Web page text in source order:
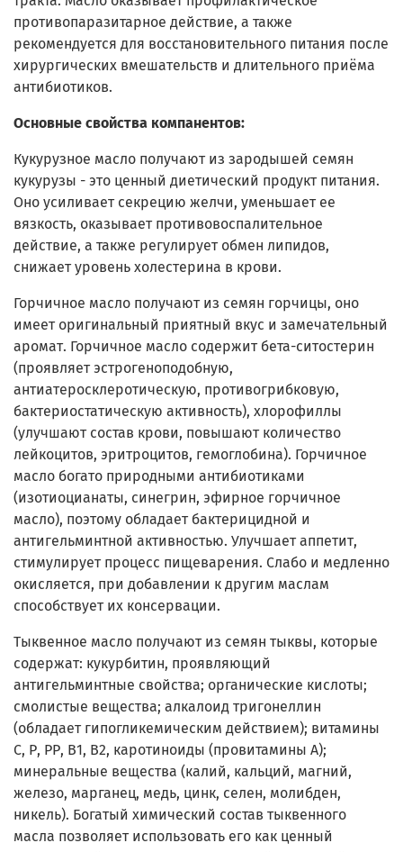
противопаразитарное действие, а также
рекомендуется для восстановитель­ного питания после
хирургических вмешательств и длительного приёма
антибиотиков.
Основные свойства компанентов:
Кукурузное масло получают из зародышей семян
кукурузы - это ценный диетический продукт питания.
Оно усиливает секрецию желчи, уменьшает ее
вязкость, оказывает противовоспалительное
действие, а также регулирует обмен липидов,
снижает уровень холестерина в крови.
Горчичное масло получают из семян горчицы, оно
имеет оригинальный приятный вкус и замечательный
аромат. Горчичное масло содержит бета-ситостерин
(проявляет эстрогеноподобную,
антиатеросклеротическую, противогрибковую,
бактериостатическую активность), хлорофиллы
(улучшают состав крови, повышают количество
лейкоцитов, эритроцитов, гемоглобина). Горчичное
масло богато природными антибиотиками
(изотиоцианаты, синегрин, эфирное горчичное
масло), поэтому обладает бактерицидной и
антигельминтной активностью. Улучшает аппетит,
стимулирует процесс пищеварения. Слабо и медленно
окисляется, при добавлении к другим маслам
способствует их консервации.
Тыквенное масло получают из семян тыквы, которые
содержат: кукурбитин, проявляющий
антигельминтные свойства; органические кислоты;
смолистые вещества; алкалоид тригонеллин
(обладает гипогликемическим действием); витамины
С, Р, РР, В1, В2, каротиноиды (провитамины А);
минеральные вещества (калий, кальций, магний,
железо, марганец, медь, цинк, селен, молибден,
никель). Богатый химический состав тыквенного
масла позволяет использовать его как ценный